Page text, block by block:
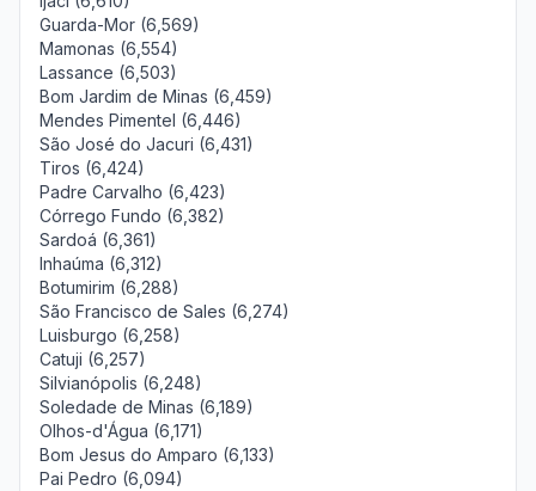
Guarda-Mor (6,569)
Mamonas (6,554)
Lassance (6,503)
Bom Jardim de Minas (6,459)
Mendes Pimentel (6,446)
São José do Jacuri (6,431)
Tiros (6,424)
Padre Carvalho (6,423)
Córrego Fundo (6,382)
Sardoá (6,361)
Inhaúma (6,312)
Botumirim (6,288)
São Francisco de Sales (6,274)
Luisburgo (6,258)
Catuji (6,257)
Silvianópolis (6,248)
Soledade de Minas (6,189)
Olhos-d'Água (6,171)
Bom Jesus do Amparo (6,133)
Pai Pedro (6,094)